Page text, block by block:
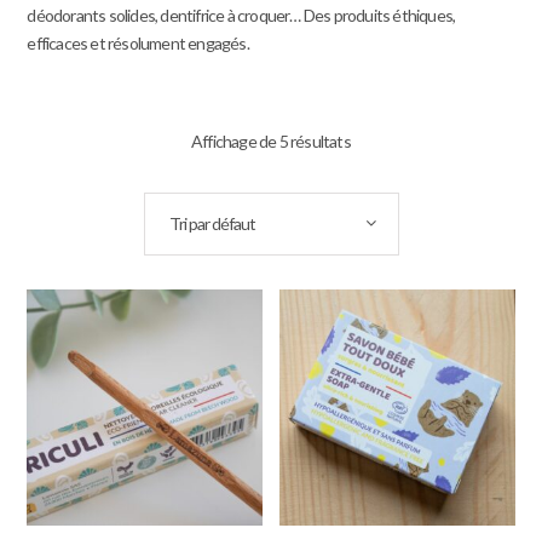
déodorants solides, dentifrice à croquer… Des produits éthiques,
efficaces et résolument engagés.
Affichage de 5 résultats
Tri par défaut